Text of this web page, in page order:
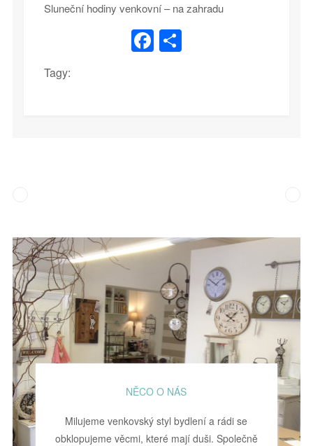
Sluneční hodiny venkovní – na zahradu
Facebook
Share
Tagy:
NĚCO O NÁS
Milujeme venkovský styl bydlení a rádi se
obklopujeme věcmi, které mají duši. Společně